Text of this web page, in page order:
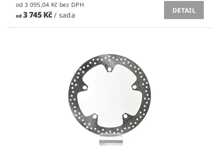
od 3 095,04 Kč bez DPH
od3 745 Kč/ sada
DETAIL